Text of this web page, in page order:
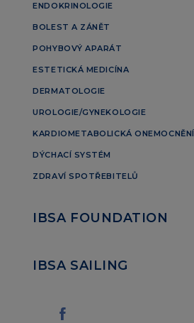
ENDOKRINOLOGIE
BOLEST A ZÁNĚT
POHYBOVÝ APARÁT
ESTETICKÁ MEDICÍNA
DERMATOLOGIE
UROLOGIE/GYNEKOLOGIE
KARDIOMETABOLICKÁ ONEMOCNĚNÍ
DÝCHACÍ SYSTÉM
ZDRAVÍ SPOTŘEBITELŮ
IBSA FOUNDATION
IBSA SAILING